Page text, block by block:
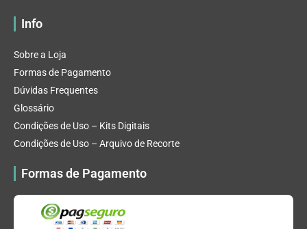
Info
Sobre a Loja
Formas de Pagamento
Dúvidas Frequentes
Glossário
Condições de Uso – Kits Digitais
Condições de Uso – Arquivo de Recorte
Formas de Pagamento